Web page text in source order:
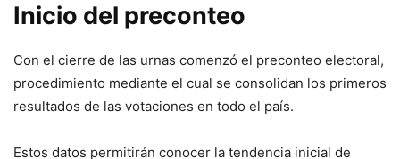
Inicio del preconteo
Con el cierre de las urnas comenzó el preconteo electoral,
procedimiento mediante el cual se consolidan los primeros
resultados de las votaciones en todo el país.
Estos datos permitirán conocer la tendencia inicial de